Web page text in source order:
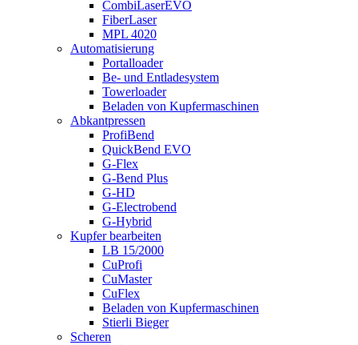
CombiLaserEVO
FiberLaser
MPL 4020
Automatisierung
Portalloader
Be- und Entladesystem
Towerloader
Beladen von Kupfermaschinen
Abkantpressen
ProfiBend
QuickBend EVO
G-Flex
G-Bend Plus
G-HD
G-Electrobend
G-Hybrid
Kupfer bearbeiten
LB 15/2000
CuProfi
CuMaster
CuFlex
Beladen von Kupfermaschinen
Stierli Bieger
Scheren